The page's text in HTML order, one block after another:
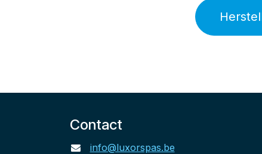
Contact
info@luxorspas.be